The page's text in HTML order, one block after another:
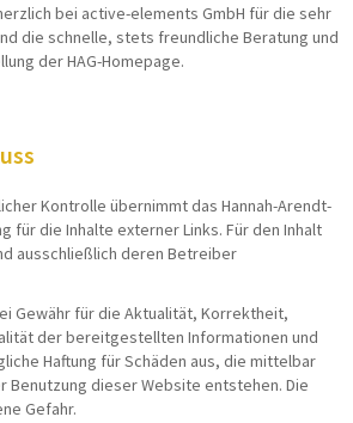
bei active-elements GmbH für die sehr
die schnelle, stets freundliche Beratung und
der HAG-Homepage.
Kontrolle übernimmt das Hannah-Arendt-
für die Inhalte externer Links. Für den Inhalt
ausschließlich deren Betreiber
Gewähr für die Aktualität, Korrektheit,
der bereitgestellten Informationen und
Haftung für Schäden aus, die mittelbar
Benutzung dieser Website entstehen. Die
Gefahr.